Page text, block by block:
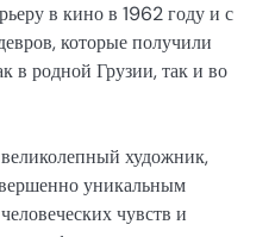
в кино в 1962 году и с
которые получили
в родной Грузии, так и во
художник,
уникальным
чувств и